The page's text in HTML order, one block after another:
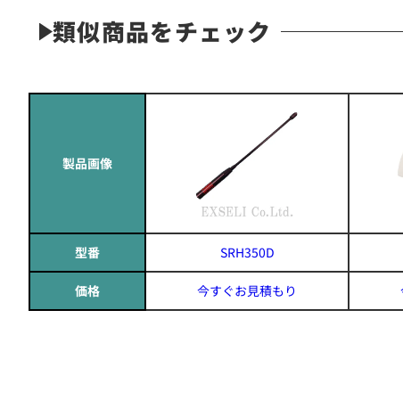
類似商品をチェック
製品画像
型番 SRH350D
価格 今すぐお見積もり